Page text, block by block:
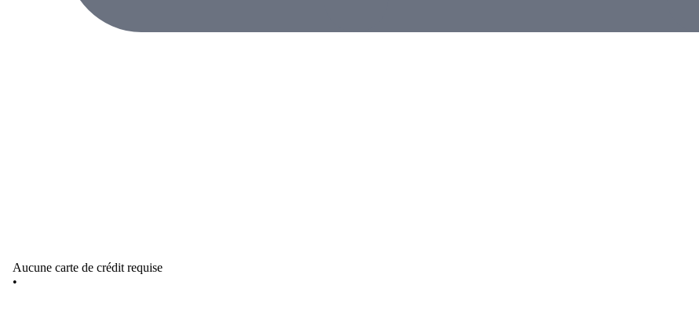
Aucune carte de crédit requise
•